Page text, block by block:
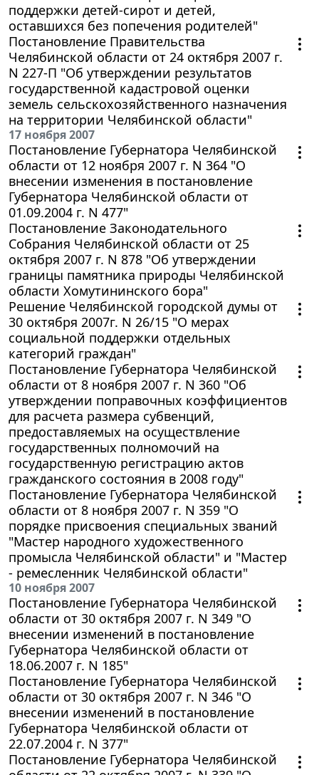
поддержки детей-сирот и детей,
оставшихся без попечения родителей"
Постановление Правительства
Челябинской области от 24 октября 2007 г.
N 227-П "Об утверждении результатов
государственной кадастровой оценки
земель сельскохозяйственного назначения
на территории Челябинской области"
17 ноября 2007
Постановление Губернатора Челябинской
области от 12 ноября 2007 г. N 364 "О
внесении изменения в постановление
Губернатора Челябинской области от
01.09.2004 г. N 477"
Постановление Законодательного
Собрания Челябинской области от 25
октября 2007 г. N 878 "Об утверждении
границы памятника природы Челябинской
области Хомутининского бора"
Решение Челябинской городской думы от
30 октября 2007г. N 26/15 "О мерах
социальной поддержки отдельных
категорий граждан"
Постановление Губернатора Челябинской
области от 8 ноября 2007 г. N 360 "Об
утверждении поправочных коэффициентов
для расчета размера субвенций,
предоставляемых на осуществление
государственных полномочий на
государственную регистрацию актов
гражданского состояния в 2008 году"
Постановление Губернатора Челябинской
области от 8 ноября 2007 г. N 359 "О
порядке присвоения специальных званий
"Мастер народного художественного
промысла Челябинской области" и "Мастер
- ремесленник Челябинской области"
10 ноября 2007
Постановление Губернатора Челябинской
области от 30 октября 2007 г. N 349 "О
внесении изменений в постановление
Губернатора Челябинской области от
18.06.2007 г. N 185"
Постановление Губернатора Челябинской
области от 30 октября 2007 г. N 346 "О
внесении изменений в постановление
Губернатора Челябинской области от
22.07.2004 г. N 377"
Постановление Губернатора Челябинской